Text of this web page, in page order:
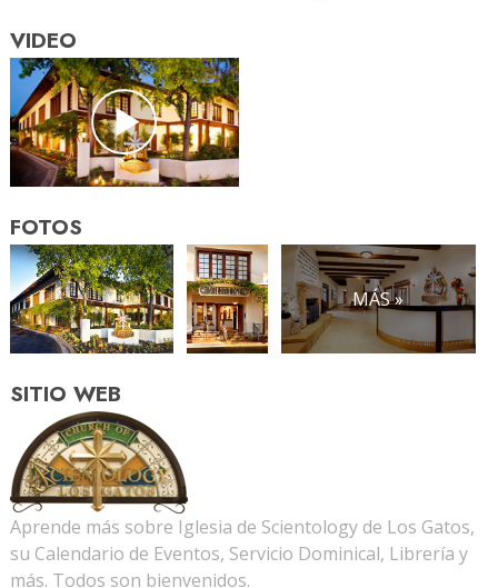
VIDEO
FOTOS
MÁS »
SITIO WEB
Aprende más sobre Iglesia de Scientology de Los Gatos,
su Calendario de Eventos, Servicio Dominical, Librería y
más. Todos son bienvenidos.